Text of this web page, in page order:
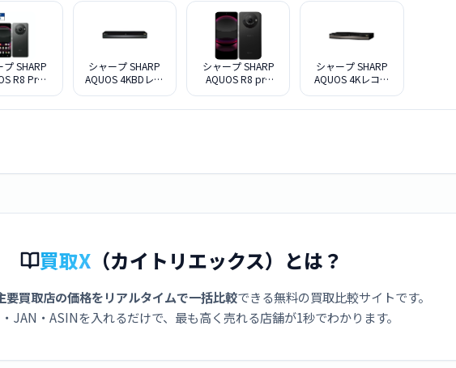
プ SHARP
R8 Pro
シャープ SHARP
AQUOS 4KBDレコ
シャープ SHARP
AQUOS R8 pro
シャープ SHARP
AQUOS 4Kレコー
買取X （カイトリエックス）とは？
要買取店の価格をリアルタイムで一括比較できる無料の買取比較サイトです。
JAN・ASINを入れるだけで、最も高く売れる店舗が1秒でわかります。